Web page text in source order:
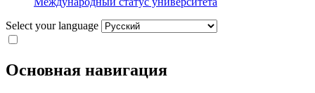
Select your language
Основная навигация